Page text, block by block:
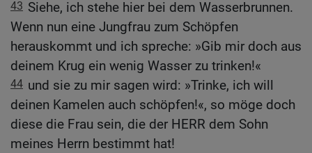
43 Siehe, ich stehe hier bei dem Wasserbrunnen.
Wenn nun eine Jungfrau zum Schöpfen
herauskommt und ich spreche: »Gib mir doch aus
deinem Krug ein wenig Wasser zu trinken!«
44 und sie zu mir sagen wird: »Trinke, ich will
deinen Kamelen auch schöpfen!«, so möge doch
diese die Frau sein, die der HERR dem Sohn
meines Herrn bestimmt hat!